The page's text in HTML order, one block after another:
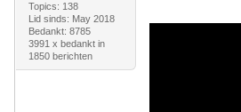
Topics: 138
Lid sinds: May 2018
Bedankt: 8785
3991 x bedankt in
1850 berichten